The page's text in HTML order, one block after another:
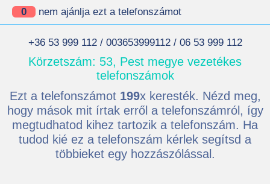
0
nem ajánlja ezt a telefonszámot
+36 53 999 112 / 003653999112 / 06 53 999 112
Körzetszám: 53, Pest megye vezetékes
telefonszámok
Ezt a telefonszámot 199x keresték. Nézd meg,
hogy mások mit írtak erről a telefonszámról, így
megtudhatod kihez tartozik a telefonszám. Ha
tudod kié ez a telefonszám kérlek segítsd a
többieket egy hozzászólással.